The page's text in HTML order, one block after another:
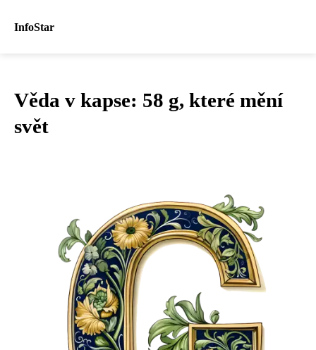
InfoStar
Věda v kapse: 58 g, které mění
svět